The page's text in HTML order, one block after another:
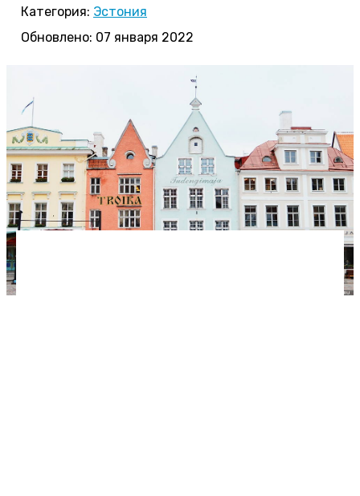
Категория: Эстония
Обновлено: 07 января 2022